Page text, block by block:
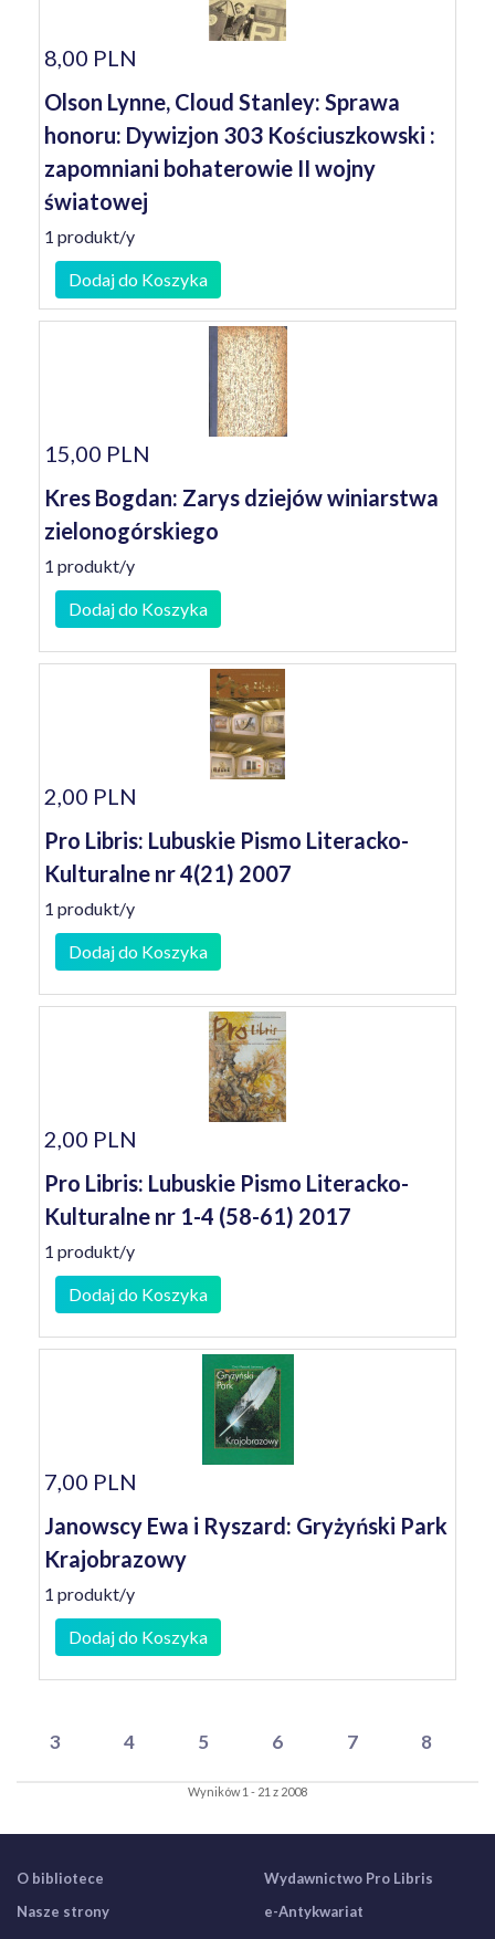
8,00 PLN
Olson Lynne, Cloud Stanley: Sprawa
honoru: Dywizjon 303 Kościuszkowski :
zapomniani bohaterowie II wojny
światowej
1 produkt/y
Dodaj do Koszyka
15,00 PLN
Kres Bogdan: Zarys dziejów winiarstwa
zielonogórskiego
1 produkt/y
Dodaj do Koszyka
2,00 PLN
Pro Libris: Lubuskie Pismo Literacko-
Kulturalne nr 4(21) 2007
1 produkt/y
Dodaj do Koszyka
2,00 PLN
Pro Libris: Lubuskie Pismo Literacko-
Kulturalne nr 1-4 (58-61) 2017
1 produkt/y
Dodaj do Koszyka
7,00 PLN
Janowscy Ewa i Ryszard: Gryżyński Park
Krajobrazowy
1 produkt/y
Dodaj do Koszyka
3 4 5 6 7 8
Wyników 1 - 21 z 2008
O bibliotece
Nasze strony
Wydawnictwo Pro Libris
e-Antykwariat